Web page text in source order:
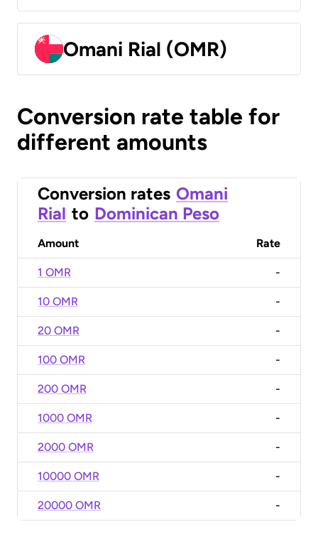
Omani Rial (OMR)
Conversion rate table for
different amounts
Conversion rates Omani
Rial to Dominican Peso
Amount Rate
1 OMR -
10 OMR -
20 OMR -
100 OMR -
200 OMR -
1000 OMR -
2000 OMR -
10000 OMR -
20000 OMR -